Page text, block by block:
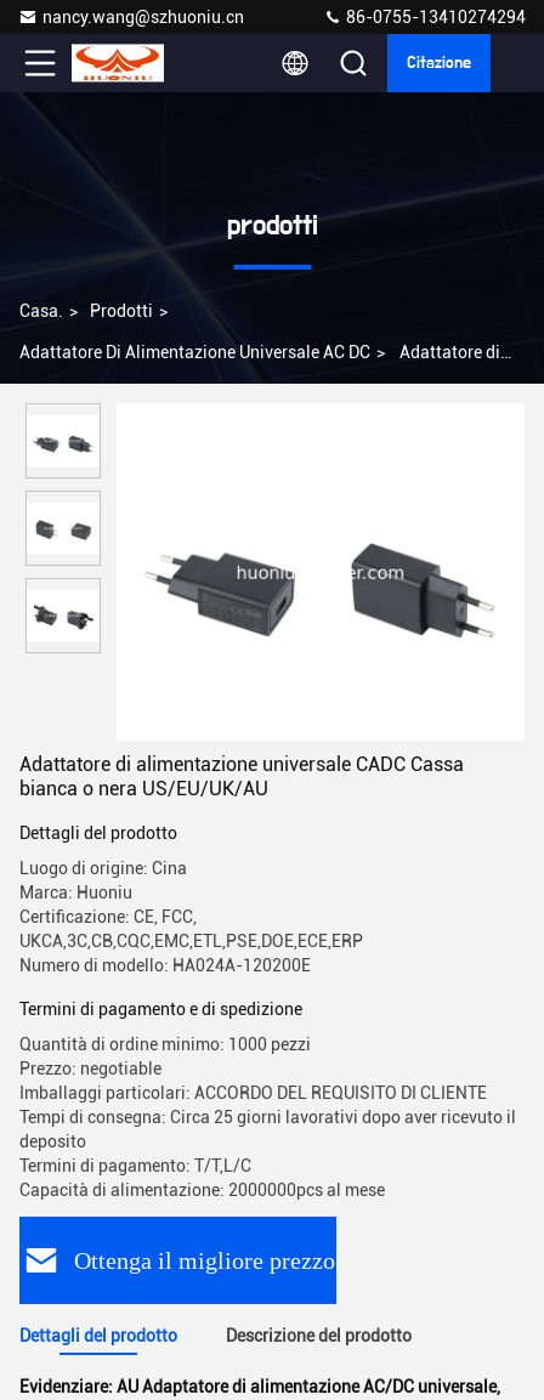
nancy.wang@szhuoniu.cn 86-0755-13410274294
Citazione
prodotti
Casa. > Prodotti >
Adattatore Di Alimentazione Universale AC DC > Adattatore di
US/EU/UK/AU
Adattatore di alimentazione universale CADC Cassa
bianca o nera US/EU/UK/AU
Dettagli del prodotto
Luogo di origine: Cina
Marca: Huoniu
Certificazione: CE, FCC,
UKCA,3C,CB,CQC,EMC,ETL,PSE,DOE,ECE,ERP
Numero di modello: HA024A-120200E
Termini di pagamento e di spedizione
Quantità di ordine minimo: 1000 pezzi
Prezzo: negotiable
Imballaggi particolari: ACCORDO DEL REQUISITO DI CLIENTE
Tempi di consegna: Circa 25 giorni lavorativi dopo aver ricevuto il
deposito
Termini di pagamento: T/T,L/C
Capacità di alimentazione: 2000000pcs al mese
Ottenga il migliore prezzo
Dettagli del prodotto Descrizione del prodotto
Evidenziare: AU Adaptatore di alimentazione AC/DC universale,